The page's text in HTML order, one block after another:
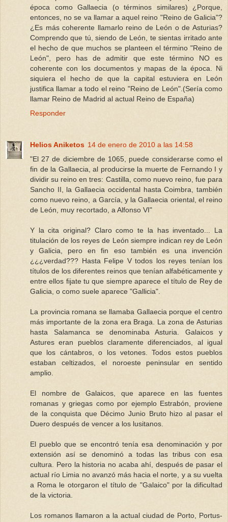
época como Gallaecia (o términos similares) ¿Porque,
entonces, no se va llamar a aquel reino "Reino de Galicia"?
¿Es más coherente llamarlo reino de León o de Asturias?
Comprendo que tú, siendo de León, te sientas irritado ante
el hecho de que muchos se planteen el término "Reino de
León", pero has de admitir que este término NO es
coherente con los documentos y mapas de la época. Ni
siquiera el hecho de que la capital estuviera en León
justifica llamar a todo el reino "Reino de León".(Sería como
llamar Reino de Madrid al actual Reino de España)
Responder
Helios Aniketos 14 de enero de 2010 a las 14:58
"El 27 de diciembre de 1065, puede considerarse como el
fin de la Gallaecia, al producirse la muerte de Fernando I y
dividir su reino en tres: Castilla, como nuevo reino, fue para
Sancho II, la Gallaecia occidental hasta Coimbra, también
como nuevo reino, a García, y la Gallaecia oriental, el reino
de León, muy recortado, a Alfonso VI"
Y la cita original? Claro como te la has inventado... La
titulación de los reyes de León siempre indican rey de León
y Galicia, pero en fin eso también es una invención
¿¿¿verdad??? Hasta Felipe V todos los reyes tenían los
títulos de los diferentes reinos que tenían alfabéticamente y
entre ellos fijate tu que siempre aparece el título de Rey de
Galicia, o como suele aparece "Gallicia".
La provincia romana se llamaba Gallaecia porque el centro
más importante de la zona era Braga. La zona de Asturias
hasta Salamanca se denominaba Asturia. Galaicos y
Astures eran pueblos claramente diferenciados, al igual
que los cántabros, o los vetones. Todos estos pueblos
estaban celtizados, el noroeste peninsular en sentido
amplio.
El nombre de Galaicos, que aparece en las fuentes
romanas y griegas como por ejemplo Estrabón, proviene
de la conquista que Décimo Junio Bruto hizo al pasar el
Duero después de vencer a los lusitanos.
El pueblo que se encontró tenía esa denominación y por
extensión así se denominó a todas las tribus con esa
cultura. Pero la historia no acaba ahí, después de pasar el
actual río Limia no avanzó más hacia el norte, y a su vuelta
a Roma le otorgaron el título de "Galaico" por la dificultad
de la victoria.
Los romanos llamaron a la actual ciudad de Porto, Portus-